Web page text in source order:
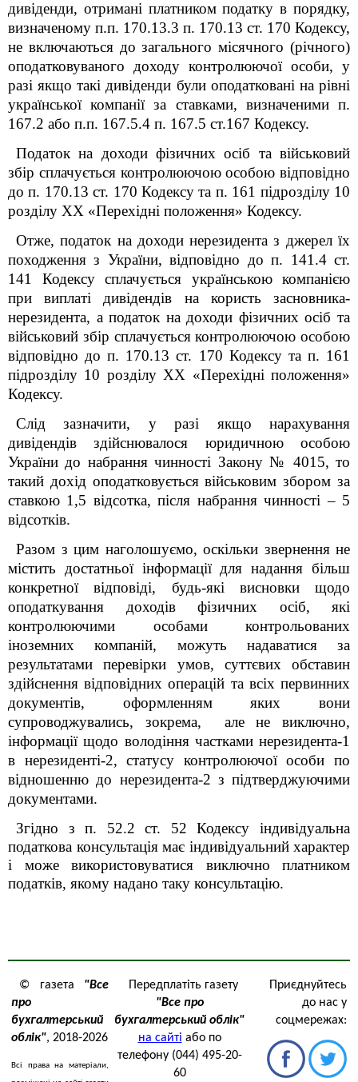
дивіденди, отримані платником податку в порядку,
визначеному п.п. 170.13.3 п. 170.13 ст. 170 Кодексу,
не включаються до загального місячного (річного)
оподатковуваного доходу контролюючої особи, у
разі якщо такі дивіденди були оподатковані на рівні
української компанії за ставками, визначеними п.
167.2 або п.п. 167.5.4 п. 167.5 ст.167 Кодексу.
Податок на доходи фізичних осіб та військовий
збір сплачується контролюючою особою відповідно
до п. 170.13 ст. 170 Кодексу та п. 161 підрозділу 10
розділу XX «Перехідні положення» Кодексу.
Отже, податок на доходи нерезидента з джерел їх
походження з України, відповідно до п. 141.4 ст.
141 Кодексу сплачується українською компанією
при виплаті дивідендів на користь засновника-
нерезидента, а податок на доходи фізичних осіб та
військовий збір сплачується контролюючою особою
відповідно до п. 170.13 ст. 170 Кодексу та п. 161
підрозділу 10 розділу XX «Перехідні положення»
Кодексу.
Слід зазначити, у разі якщо нарахування
дивідендів здійснювалося юридичною особою
України до набрання чинності Закону № 4015, то
такий дохід оподатковується військовим збором за
ставкою 1,5 відсотка, після набрання чинності – 5
відсотків.
Разом з цим наголошуємо, оскільки звернення не
містить достатньої інформації для надання більш
конкретної відповіді, будь-які висновки щодо
оподаткування доходів фізичних осіб, які
контролюючими особами контрольованих
іноземних компаній, можуть надаватися за
результатами перевірки умов, суттєвих обставин
здійснення відповідних операцій та всіх первинних
документів, оформленням яких вони
супроводжувались, зокрема, але не виключно,
інформації щодо володіння частками нерезидента-1
в нерезиденті-2, статусу контролюючої особи по
відношенню до нерезидента-2 з підтверджуючими
документами.
Згідно з п. 52.2 ст. 52 Кодексу індивідуальна
податкова консультація має індивідуальний характер
і може використовуватися виключно платником
податків, якому надано таку консультацію.
© газета "Все
про
бухгалтерський
облік", 2018-2026
Всі права на матеріали,
Передплатіть газету
"Все про
бухгалтерський облік"
на сайті або по
телефону (044) 495-20-
60
Приєднуйтесь
до нас у
соцмережах: